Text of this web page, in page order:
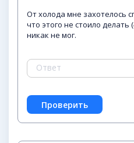
От холода мне захотелось
что этого не стоило делать
никак не мог.